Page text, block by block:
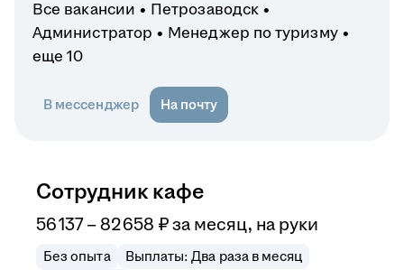
Все вакансии
Петрозаводск
Администратор
Менеджер по туризму
еще 10
В мессенджер На почту
Сотрудник кафе
56 137–82 658 ₽ за месяц, на руки
Без опыта
Выплаты: Два раза в месяц